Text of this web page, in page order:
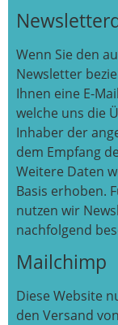
Wenn Sie den
Newsletter
Ihnen eine E-
welche uns die
Inhaber der
dem Empfang
Weitere Daten
Basis erhoben.
nutzen wir
nachfolgend
Mailchimp
Diese Website
den Versand